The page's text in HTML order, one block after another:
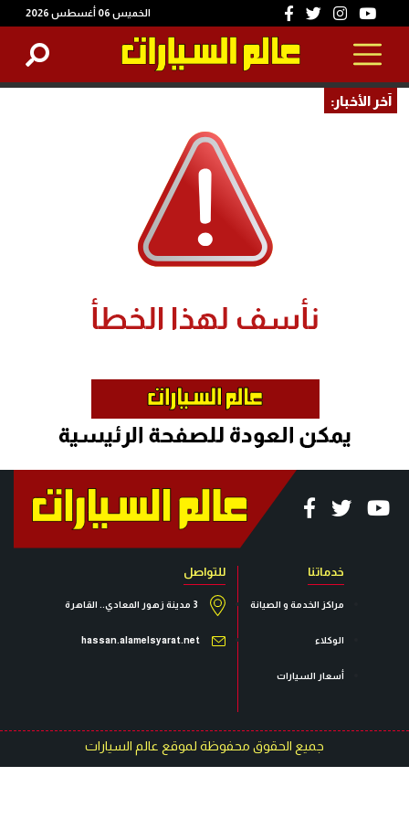
الخميس 06 أغسطس 2026
آخر الأخبار:
خدماتنا
مراكز الخدمة و الصيانة
الوكلاء
أسعار السيارات
للتواصل
3 مدينة زهور المعادي.. القاهرة
hassan.alamelsyarat.net
جميع الحقوق محفوظة لموقع عالم السيارات